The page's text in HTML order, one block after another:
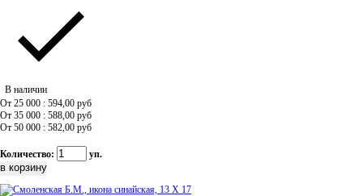
В наличии
От 25 000 : 594,00 руб
От 35 000 : 588,00 руб
От 50 000 : 582,00 руб
Количество: уп.